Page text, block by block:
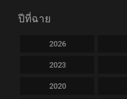
ปีที่ฉาย
2026
2023
2020